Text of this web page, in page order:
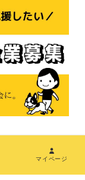
マイページ